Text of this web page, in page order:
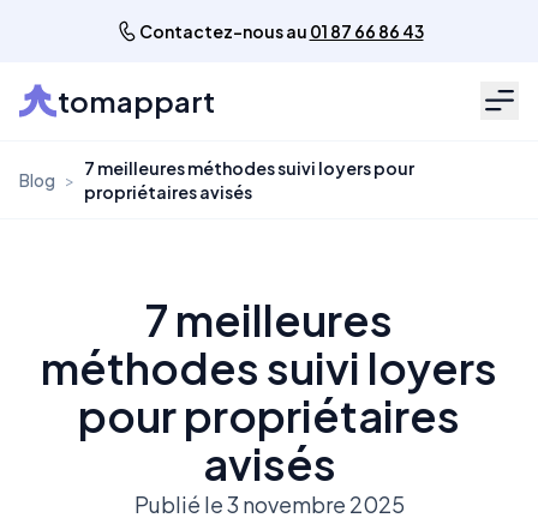
Contactez-nous au 01 87 66 86 43
tomappart
Blog >
7 meilleures méthodes suivi loyers pour
propriétaires avisés
7 meilleures
méthodes suivi loyers
pour propriétaires
avisés
Publié le 3 novembre 2025